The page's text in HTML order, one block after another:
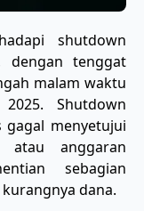
shutdown
dengan tenggat
malam waktu
Shutdown
menyetujui
atau anggaran
sebagian
dana.